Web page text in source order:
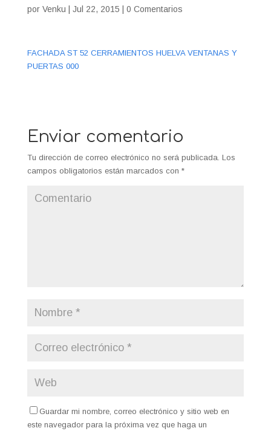
por Venku Jul 22, 2015 0 Comentarios
FACHADA ST 52 CERRAMIENTOS HUELVA VENTANAS Y
PUERTAS 000
Enviar comentario
Tu dirección de correo electrónico no será publicada. Los
campos obligatorios están marcados con *
Guardar mi nombre, correo electrónico y sitio web en
este navegador para la próxima vez que haga un